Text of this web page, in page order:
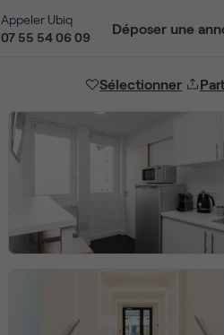
Appeler Ubiq
07 55 54 06 09
Déposer une
Sélectionner